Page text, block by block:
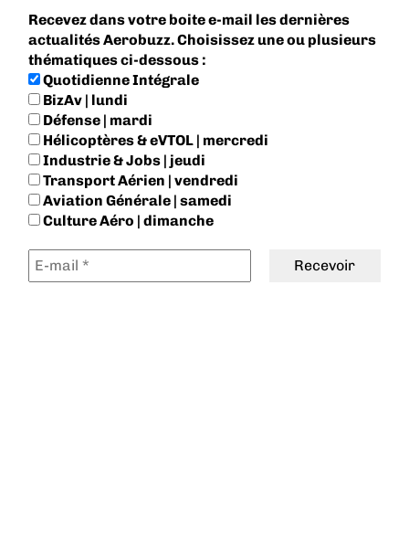
Recevez dans votre boite e-mail les dernières
actualités Aerobuzz. Choisissez une ou plusieurs
thématiques ci-dessous :
Quotidienne Intégrale
BizAv | lundi
Défense | mardi
Hélicoptères & eVTOL | mercredi
Industrie & Jobs | jeudi
Transport Aérien | vendredi
Aviation Générale | samedi
Culture Aéro | dimanche